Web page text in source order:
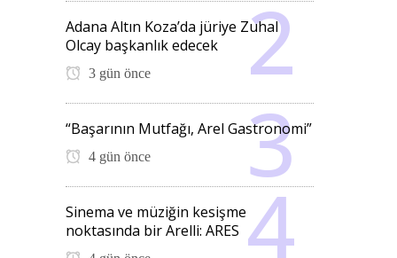
Adana Altın Koza’da jüriye Zuhal
Olcay başkanlık edecek
3 gün önce
“Başarının Mutfağı, Arel Gastronomi”
4 gün önce
Sinema ve müziğin kesişme
noktasında bir Arelli: ARES